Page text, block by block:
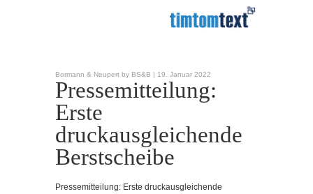
Bormann & Neupert by BS&B | 19. Januar 2022
Pressemitteilung:
Erste
druckausgleichende
Berstscheibe
Pressemitteilung: Erste druckausgleichende